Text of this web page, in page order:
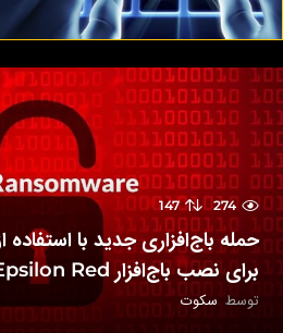
274
147
برای نصب باج‌افزار Epsilon Red
توسط سکوت